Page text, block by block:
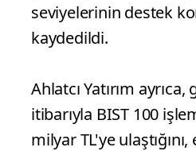
seviyelerinin destek
kaydedildi.
Ahlatcı Yatırım ayrıca,
itibarıyla BIST 100
milyar TL'ye